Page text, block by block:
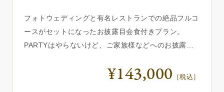
フォトウェディングと有名レストランでの絶品フルコ
ースがセットになったお披露目会食付きプラン。
PARTYはやらないけど、ご家族様などへのお披露目
所は、ロケーションフォト、スタジオどちらでも自由
¥143,000 ［税込］